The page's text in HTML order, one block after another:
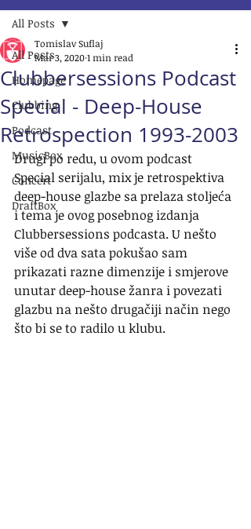
All Posts
Homepage
Clubbing
Podcast
MusicBox
Concert
DraftBox
All Posts
Clubbersessions Podcast
Special - Deep-House
Retrospection 1993-2003
Tomislav Suflaj
Mar 3, 20201 min read
Drugi po redu, u ovom podcast
Special serijalu, mix je retrospektiva
deep-house glazbe sa prelaza stoljeća
i tema je ovog posebnog izdanja
Clubbersessions podcasta. U nešto
više od dva sata pokušao sam
prikazati razne dimenzije i smjerove
unutar deep-house žanra i povezati
glazbu na nešto drugačiji način nego
što bi se to radilo u klubu.